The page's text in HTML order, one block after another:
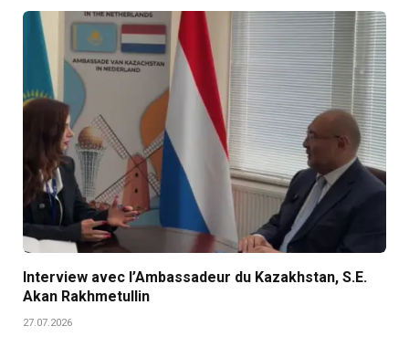
Interview avec l’Ambassadeur du Kazakhstan, S.E.
Akan Rakhmetullin
27.07.2026